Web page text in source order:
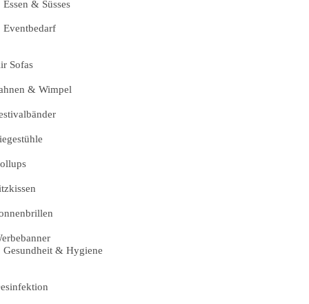
Essen & Süsses
Eventbedarf
Sofas
& Wimpel
Gesundheit & Hygiene